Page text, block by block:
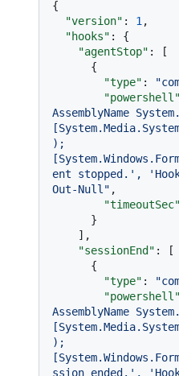
{
"version" : 1 ,
"hooks" :
{
"agentStop" :
[
{
"type" :
"powershell"
AssemblyName
);
ent stopped.',
Out-Null" ,
"timeoutSec"
}
] ,
"sessionEnd" :
[
{
"type" :
"powershell"
AssemblyName
);
ssion ended.',